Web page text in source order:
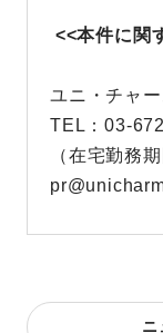
<<本件に関
ユニ・チャ
TEL：03-
（在宅勤務
ニ